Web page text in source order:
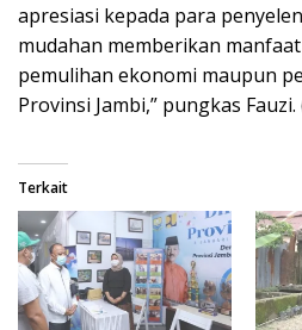
apresiasi kepada para
mudahan memberikan
pemulihan ekonomi maupun
Provinsi Jambi,” pungkas Fauzi.
Terkait